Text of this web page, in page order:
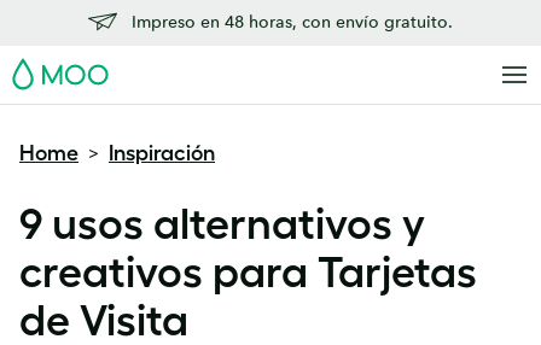
Impreso en 48 horas, con envío gratuito.
MOO
Home > Inspiración
9 usos alternativos y
creativos para Tarjetas
de Visita